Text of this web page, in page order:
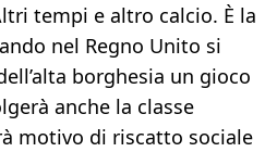
tempi e altro calcio. È la
nel Regno Unito si
borghesia un gioco
anche la classe
motivo di riscatto sociale